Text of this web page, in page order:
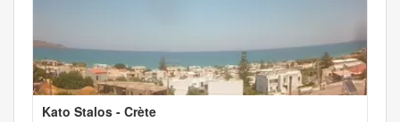
Kato Stalos - Crète